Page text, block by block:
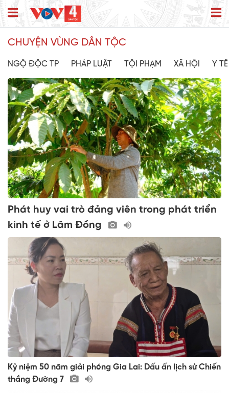
CHUYỆN VÙNG DÂN TỘC
NGỘ ĐỘC TP PHÁP LUẬT TỘI PHẠM XÃ HỘI Y TẾ
Phát huy vai trò đảng viên trong phát triển
kinh tế ở Lâm Đồng
Kỷ niệm 50 năm giải phóng Gia Lai: Dấu ấn lịch sử Chiến
thắng Đường 7